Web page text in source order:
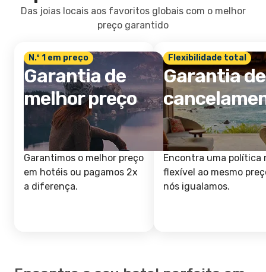
Das joias locais aos favoritos globais com o melhor
preço garantido
N.º 1 em preço
Garantia de
melhor preço
Garantimos o melhor preço
em hotéis ou pagamos 2x
a diferença.
Flexibilidade total
Garantia de
Encontra uma política
flexível ao mesmo
nós igualamos.